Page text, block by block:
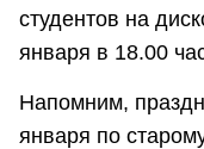
студентов на
января в 18.00
Напомним,
января по